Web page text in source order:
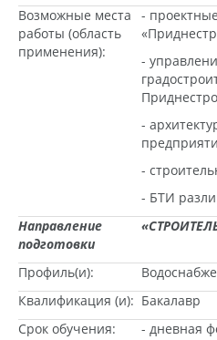
Возможные места
работы (область
применения):
-
-
-
-
- БТИ
Направление
подготовки
Профиль(и):
Квалификация (и): Бакалавр
Срок обучения:
- дневная